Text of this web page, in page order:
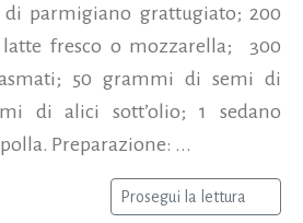
parmigiano grattugiato; 200
fresco o mozzarella; 300
50 grammi di semi di
di alici sott’olio; 1 sedano
Preparazione: ...
Prosegui la lettura